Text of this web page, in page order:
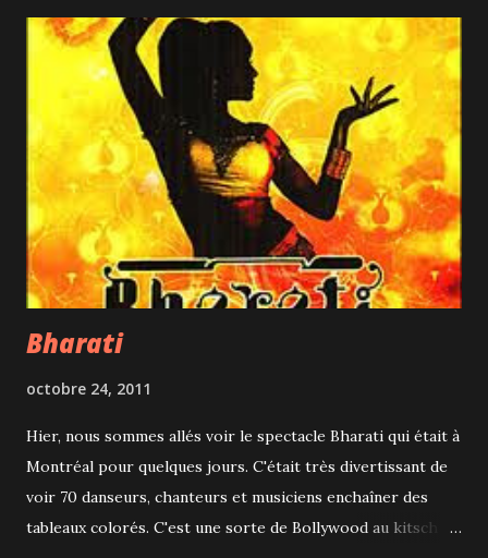
membres des cours et ateliers variés. C'est une bonne idée
de tout réunir au même endroit, dommage que ce soit un
peu éloigné du Plateau (je sais je suis une maudite
Française!).
Bharati
octobre 24, 2011
Hier, nous sommes allés voir le spectacle Bharati qui était à
Montréal pour quelques jours. C'était très divertissant de
voir 70 danseurs, chanteurs et musiciens enchaîner des
tableaux colorés. C'est une sorte de Bollywood au kitsch